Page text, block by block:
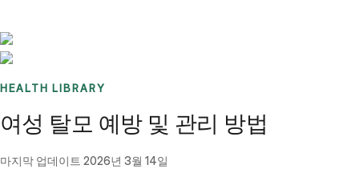
HEALTH LIBRARY
여성 탈모 예방 및 관리 방법
마지막 업데이트 2026년 3월 14일